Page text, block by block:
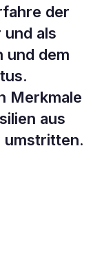
der
als
und dem
Merkmale
aus
umstritten.